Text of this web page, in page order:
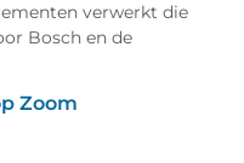
verwerkt die
Bosch en de
Zoom